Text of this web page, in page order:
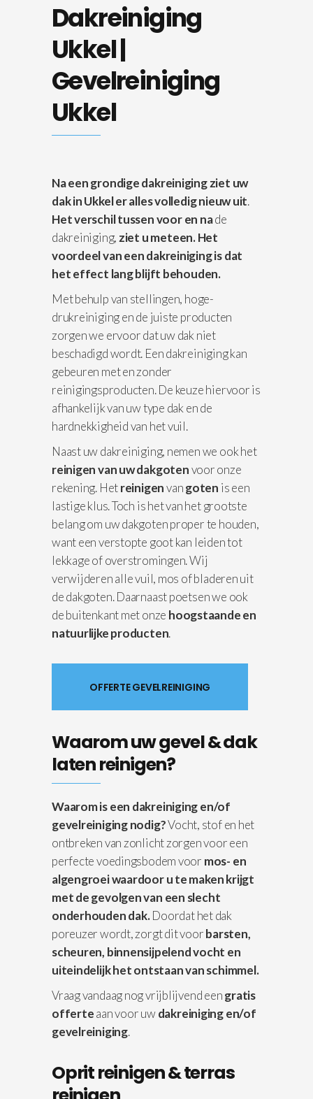
Dakreiniging
Ukkel |
Gevelreiniging
Ukkel
Na een grondige dakreiniging ziet uw
dak in Ukkel er alles volledig nieuw uit.
Het verschiltussen voor en nade
dakreiniging, ziet u meteen. Het
voordeel van een dakreiniging is dat
het effect lang blijft behouden.
Met behulp van stellingen, hoge-
drukreiniging en de juiste producten
zorgen we ervoor dat uw dak niet
beschadigd wordt. Een dakreiniging kan
gebeuren met en zonder
reinigingsproducten. De keuze hiervoor is
afhankelijk van uw type dak en de
hardnekkigheid van het vuil.
Naast uw dakreiniging, nemen we ook het
reinigen van uw dakgotenvoor onze
rekening. Hetreinigenvangoten is een
lastige klus. Toch is het van het grootste
belang om uw dakgoten proper te houden,
want een verstopte goot kan leiden tot
lekkage of overstromingen. Wij
verwijderen alle vuil, mos of bladeren uit
de dakgoten. Daarnaast poetsen we ook
de buitenkant met onze hoogstaande en
natuurlijke producten.
OFFERTE GEVELREINIGING
Waarom uw gevel & dak
laten reinigen?
Waarom is een dakreiniging en/of
gevelreiniging nodig?Vocht, stof en het
ontbreken van zonlicht zorgen voor een
perfecte voedingsbodem voor mos- en
algengroei waardoor u te maken krijgt
met de gevolgen van een slecht
onderhouden dak.Doordat het dak
poreuzer wordt, zorgt dit voorbarsten,
scheuren, binnensijpelend vocht en
uiteindelijk het ontstaan van schimmel.
Vraag vandaag nog vrijblijvend eengratis
offerteaan voor uwdakreiniging en/of
gevelreiniging.
Oprit reinigen & terras